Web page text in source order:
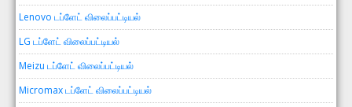
Lenovo டப்ளேட் விலைப்பட்டியல்
LG டப்ளேட் விலைப்பட்டியல்
Meizu டப்ளேட் விலைப்பட்டியல்
Micromax டப்ளேட் விலைப்பட்டியல்